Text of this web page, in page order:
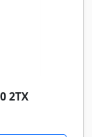
2TX